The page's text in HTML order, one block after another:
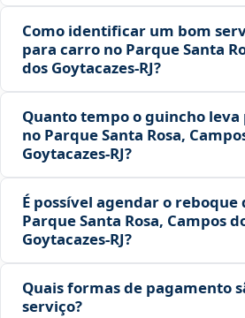
Como identificar um bom
para carro no Parque Santa
dos Goytacazes‑RJ?
Quanto tempo o guincho
no Parque Santa Rosa,
Goytacazes‑RJ?
É possível agendar o
Parque Santa Rosa, Campos
Goytacazes‑RJ?
Quais formas de pagamento
serviço?